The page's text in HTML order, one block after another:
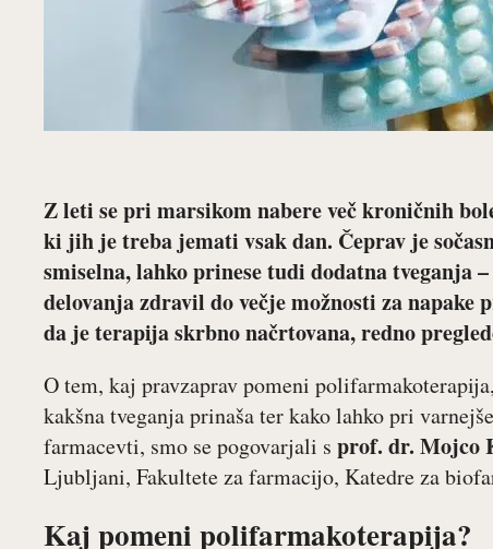
Z leti se pri marsikom nabere več kroničnih
ki jih je treba jemati vsak dan. Čeprav je
smiselna, lahko prinese tudi dodatna tveganja
delovanja zdravil do večje možnosti za
da je terapija skrbno načrtovana, redno
O tem, kaj pravzaprav pomeni
kakšna tveganja prinaša ter kako lahko pri
farmacevti, smo se pogovarjali s prof. dr. Mojco
Ljubljani, Fakultete za farmacijo, Katedre za
Kaj pomeni polifarmakoterapija?